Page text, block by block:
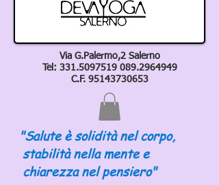
Via G.Palermo,2 Salerno
Tel: 331.5097519 089.2964949
C.F. 95143730653
"Salute è solidità nel corpo,
stabilità nella mente e
chiarezza nel pensiero"